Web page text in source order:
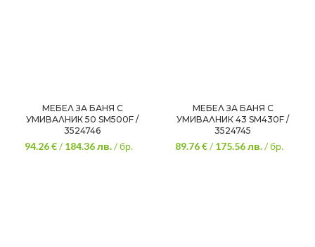
МЕБЕЛ ЗА БАНЯ С
УМИВАЛНИК 50 SM500F /
3524746
94.26 €/184.36лв./ бр.
МЕБЕЛ ЗА БАНЯ С
УМИВАЛНИК 43 SM430F /
3524745
89.76 €/175.56лв./ бр.